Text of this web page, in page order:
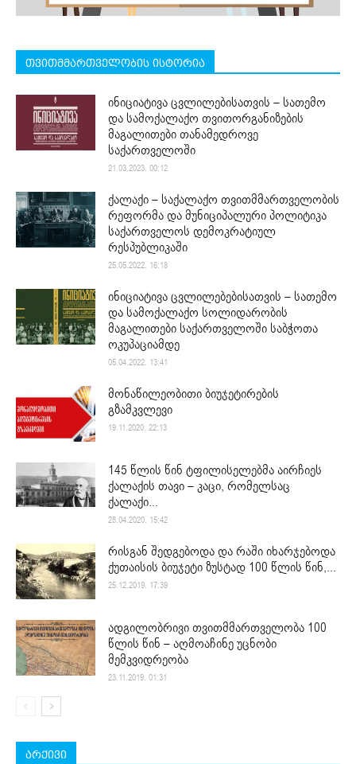
თვითმმართველობის ისტორია
ინიციატივა ცვლილებისათვის – სათემო
და სამოქალაქო თვითორგანიზების
მაგალითები თანამედროვე
საქართველოში
21.03.2023. 00:12
ქალაქი – საქალაქო თვითმმართველობის
რეფორმა და მუნიციპალური პოლიტიკა
საქართველოს დემოკრატიულ
რესპუბლიკაში
25.05.2022. 16:18
ინიციატივა ცვლილებებისათვის – სათემო
და სამოქალაქო სოლიდარობის
მაგალითები საქართველოში საბჭოთა
ოკუპაციამდე
05.04.2022. 13:41
მონაწილეობითი ბიუჯეტირების
გზამკვლევი
19.11.2020. 22:13
145 წლის წინ ტფილისელებმა აირჩიეს
ქალაქის თავი – კაცი, რომელსაც
ქალაქი...
28.04.2020. 15:42
რისგან შედგებოდა და რაში იხარჯებოდა
ქუთაისის ბიუჯეტი ზუსტად 100 წლის წინ,...
25.12.2019. 17:39
ადგილობრივი თვითმმართველობა 100
წლის წინ – აღმოაჩინე უცნობი
მემკვიდრეობა
23.11.2019. 01:31
არქივი